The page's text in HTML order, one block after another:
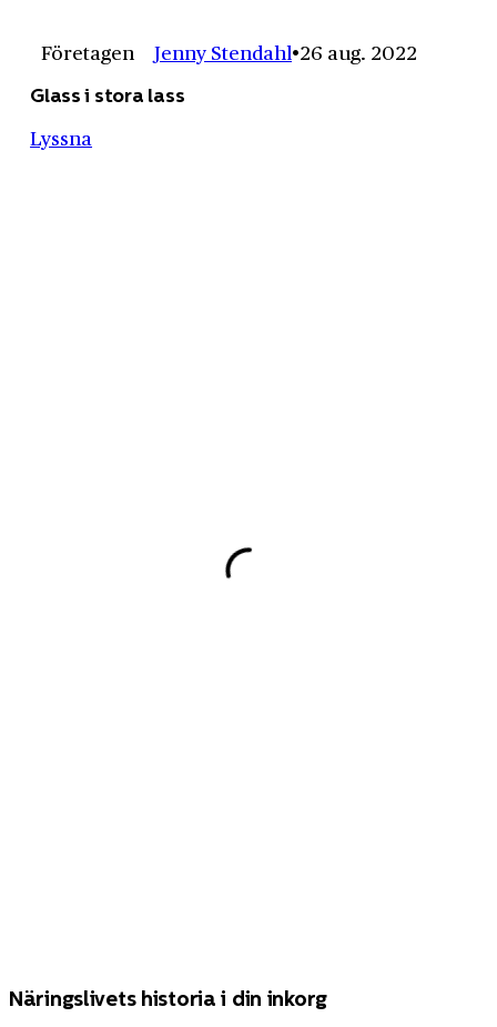
Företagen Jenny Stendahl 26 aug. 2022
Glass i stora lass
Lyssna
Näringslivets historia i din inkorg